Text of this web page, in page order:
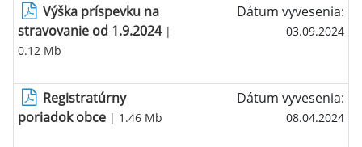
Výška príspevku na
stravovanie od 1.9.2024|
0.12 Mb
Dátum vyvesenia:
03.09.2024
Registratúrny
poriadok obce | 1.46 Mb
Dátum vyvesenia:
08.04.2024